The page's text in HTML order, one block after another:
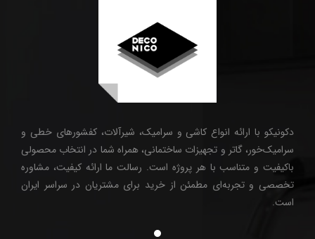
دکونیکو با ارائه انواع کاشی و سرامیک، شیرآلات، کفشورهای خطی و
سرامیک‌خور، گاتر و تجهیزات ساختمانی، همراه شما در انتخاب محصولی
باکیفیت و متناسب با هر پروژه است. رسالت ما ارائه کیفیت، مشاوره
تخصصی و تجربه‌ای مطمئن از خرید برای مشتریان در سراسر ایران
است.